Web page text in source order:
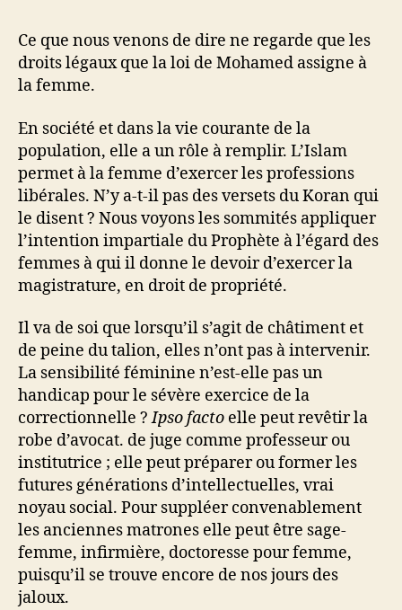
Ce que nous venons de dire ne regarde que les
droits légaux que la loi de Mohamed assigne à
la femme.
En société et dans la vie courante de la
population, elle a un rôle à remplir. L’Islam
permet à la femme d’exercer les professions
libérales. N’y a-t-il pas des versets du Koran qui
le disent ? Nous voyons les sommités appliquer
l’intention impartiale du Prophète à l’égard des
femmes à qui il donne le devoir d’exercer la
magistrature, en droit de propriété.
Il va de soi que lorsqu’il s’agit de châtiment et
de peine du talion, elles n’ont pas à intervenir.
La sensibilité féminine n’est-elle pas un
handicap pour le sévère exercice de la
correctionnelle ?Ipso facto elle peut revêtir la
robe d’avocat. de juge comme professeur ou
institutrice ; elle peut préparer ou former les
futures générations d’intellectuelles, vrai
noyau social. Pour suppléer convenablement
les anciennes matrones elle peut être sage-
femme, infirmière, doctoresse pour femme,
puisqu’il se trouve encore de nos jours des
jaloux.